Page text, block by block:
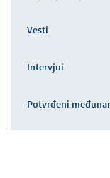
Vesti
Intervjui
Potvrđeni